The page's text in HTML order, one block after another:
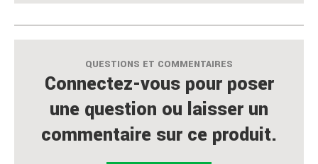
QUESTIONS ET COMMENTAIRES
Connectez-vous pour poser
une question ou laisser un
commentaire sur ce produit.